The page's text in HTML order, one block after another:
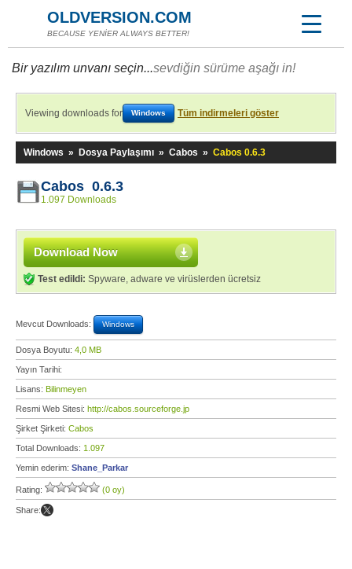
OLDVERSION.COM
BECAUSE YENİER ALWAYS BETTER!
Bir yazılım unvanı seçin...sevdiğin sürüme aşağı in!
Viewing downloads for Windows Tüm indirmeleri göster
Windows » Dosya Paylaşımı » Cabos » Cabos 0.6.3
Cabos 0.6.3
1.097 Downloads
Download Now
Test edildi: Spyware, adware ve virüslerden ücretsiz
Mevcut Downloads: Windows
Dosya Boyutu: 4,0 MB
Yayın Tarihi:
Lisans: Bilinmeyen
Resmi Web Sitesi: http://cabos.sourceforge.jp
Şirket Şirketi: Cabos
Total Downloads: 1.097
Yemin ederim: Shane_Parkar
Rating: (0 oy)
Share: